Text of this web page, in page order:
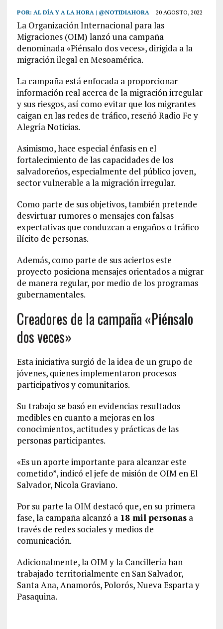
POR: AL DÍA Y A LA HORA | @NOTIDIAHORA 20 AGOSTO, 2022
La Organización Internacional para las
Migraciones (OIM) lanzó una campaña
denominada «Piénsalo dos veces», dirigida a la
migración ilegal en Mesoamérica.
La campaña está enfocada a proporcionar
información real acerca de la migración irregular
y sus riesgos, así como evitar que los migrantes
caigan en las redes de tráfico, reseñó Radio Fe y
Alegría Noticias.
Asimismo, hace especial énfasis en el
fortalecimiento de las capacidades de los
salvadoreños, especialmente del público joven,
sector vulnerable a la migración irregular.
Como parte de sus objetivos, también pretende
desvirtuar rumores o mensajes con falsas
expectativas que conduzcan a engaños o tráfico
ilícito de personas.
Además, como parte de sus aciertos este
proyecto posiciona mensajes orientados a migrar
de manera regular, por medio de los programas
gubernamentales.
Creadores de la campaña «Piénsalo
dos veces»
Esta iniciativa surgió de la idea de un grupo de
jóvenes, quienes implementaron procesos
participativos y comunitarios.
Su trabajo se basó en evidencias resultados
medibles en cuanto a mejoras en los
conocimientos, actitudes y prácticas de las
personas participantes.
«Es un aporte importante para alcanzar este
cometido”, indicó el jefe de misión de OIM en El
Salvador, Nicola Graviano.
Por su parte la OIM destacó que, en su primera
fase, la campaña alcanzó a 18 mil personasa
través de redes sociales y medios de
comunicación.
Adicionalmente, la OIM y la Cancillería han
trabajado territorialmente en San Salvador,
Santa Ana, Anamorós, Polorós, Nueva Esparta y
Pasaquina.